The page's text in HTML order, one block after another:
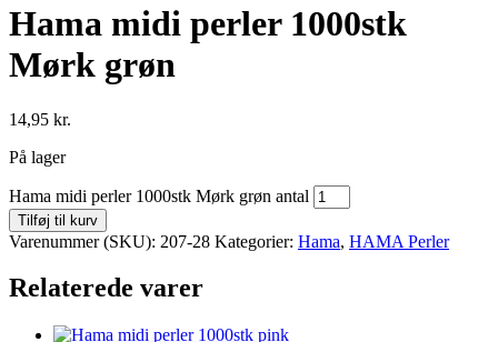
Hama midi perler 1000stk
Mørk grøn
14,95 kr.
På lager
Hama midi perler 1000stk Mørk grøn antal
Tilføj til kurv
Varenummer (SKU): 207-28 Kategorier: Hama, HAMA Perler
Relaterede varer